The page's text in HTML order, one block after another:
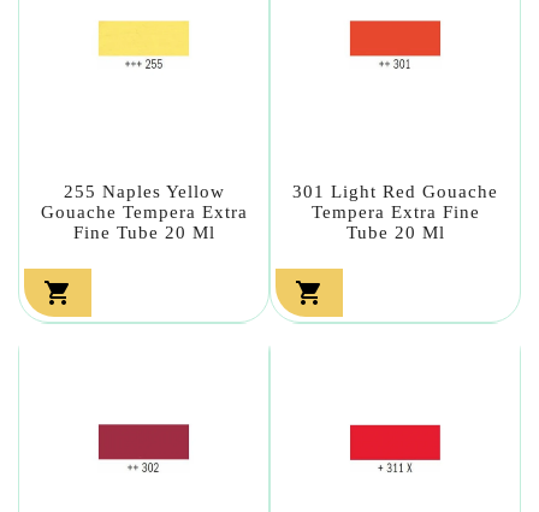
255 Naples Yellow
Gouache Tempera Extra
Fine Tube 20 Ml

301 Light Red Gouache
Tempera Extra Fine
Tube 20 Ml
